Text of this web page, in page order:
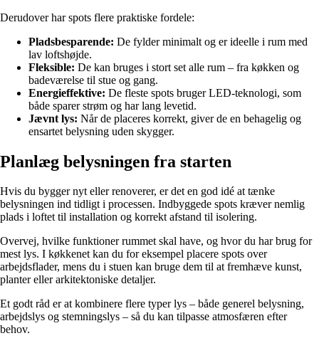
Derudover har spots flere praktiske fordele:
Pladsbesparende: De fylder minimalt og er ideelle i rum med
lav loftshøjde.
Fleksible: De kan bruges i stort set alle rum – fra køkken og
badeværelse til stue og gang.
Energieffektive: De fleste spots bruger LED-teknologi, som
både sparer strøm og har lang levetid.
Jævnt lys: Når de placeres korrekt, giver de en behagelig og
ensartet belysning uden skygger.
Planlæg belysningen fra starten
Hvis du bygger nyt eller renoverer, er det en god idé at tænke
belysningen ind tidligt i processen. Indbyggede spots kræver nemlig
plads i loftet til installation og korrekt afstand til isolering.
Overvej, hvilke funktioner rummet skal have, og hvor du har brug for
mest lys. I køkkenet kan du for eksempel placere spots over
arbejdsflader, mens du i stuen kan bruge dem til at fremhæve kunst,
planter eller arkitektoniske detaljer.
Et godt råd er at kombinere flere typer lys – både generel belysning,
arbejdslys og stemningslys – så du kan tilpasse atmosfæren efter
behov.